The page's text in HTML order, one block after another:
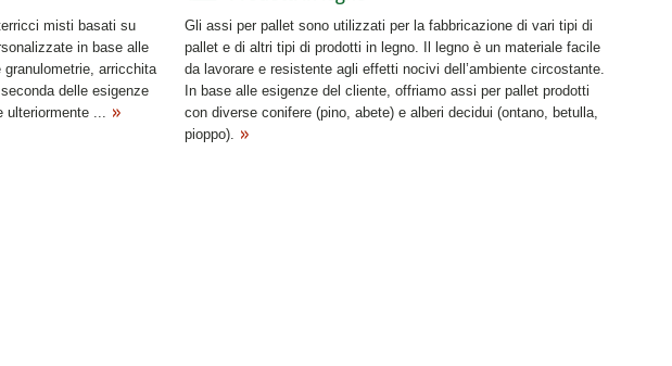
misti basati su
in base alle
arricchita
delle esigenze
ulteriormente ...
Gli assi per pallet sono utilizzati per la fabbricazione di vari tipi di
pallet e di altri tipi di prodotti in legno. Il legno è un materiale facile
da lavorare e resistente agli effetti nocivi dell’ambiente circostante.
In base alle esigenze del cliente, offriamo assi per pallet prodotti
con diverse conifere (pino, abete) e alberi decidui (ontano, betulla,
pioppo).